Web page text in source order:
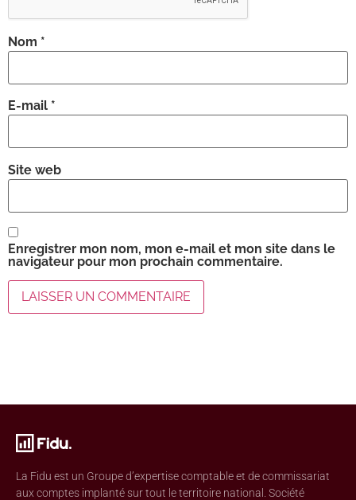
Nom *
E-mail *
Site web
Enregistrer mon nom, mon e-mail et mon site dans le
navigateur pour mon prochain commentaire.
La Fidu est un Groupe d’expertise comptable et de commissariat
aux comptes implanté sur tout le territoire national. Société